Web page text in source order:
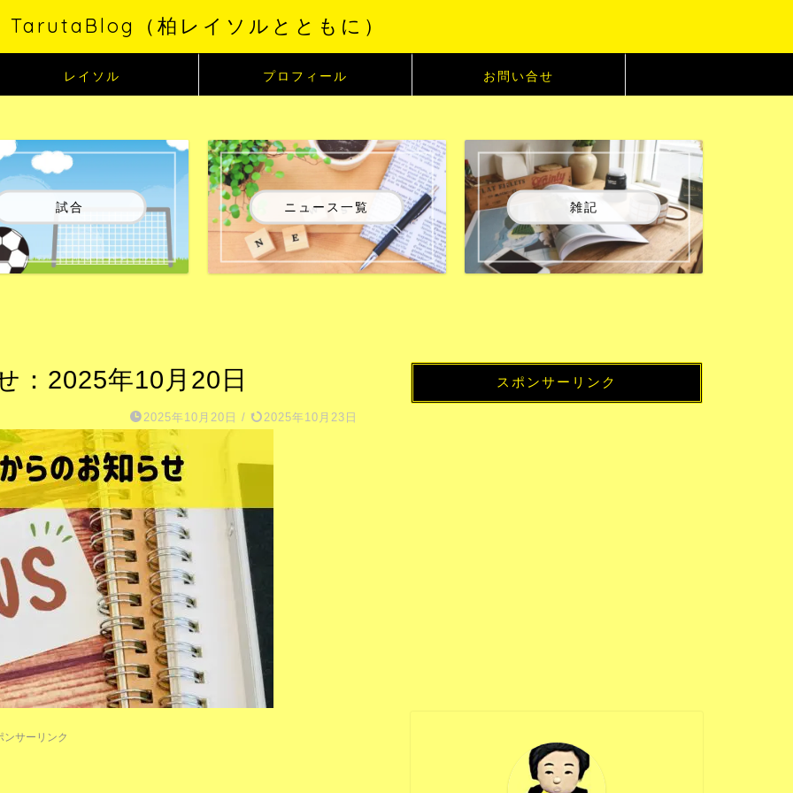
TarutaBlog（柏レイソルとともに）
レイソル プロフィール お問い合せ
試合 ニュース一覧 雑記
：2025年10月20日
2025年10月20日 / 2025年10月23日
ンサーリンク
スポンサーリンク